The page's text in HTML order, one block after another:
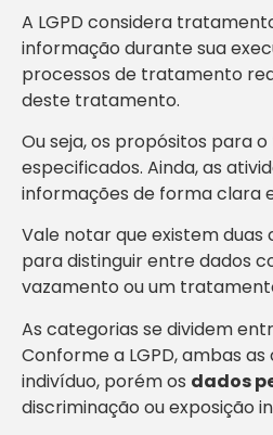
A LGPD considera
informação durante sua
processos de tratamento
deste tratamento.
Ou seja, os propósitos para
especificados. Ainda, as
informações de forma clara
Vale notar que existem duas
para distinguir entre dados
vazamento ou um
As categorias se dividem
Conforme a LGPD, ambas
indivíduo, porém os dados
discriminação ou exposição